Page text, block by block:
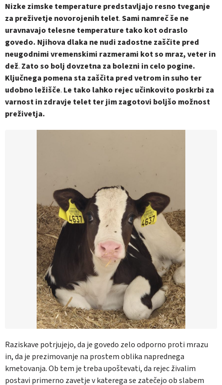
Nizke zimske temperature predstavljajo resno tveganje
za preživetje novorojenih telet.Sami namreč še ne
uravnavajo telesne temperature tako kot odraslo
govedo. Njihova dlaka ne nudi zadostne zaščite pred
neugodnimi vremenskimi razmerami kot so mraz, veter in
dež. Zato so bolj dovzetna za bolezni in celo pogine.
Ključnega pomena sta zaščita pred vetrom in suho ter
udobno ležišče. Le tako lahko rejec učinkovito poskrbi za
varnost in zdravje telet ter jim zagotovi boljšo možnost
preživetja.
Raziskave potrjujejo, da je govedo zelo odporno proti mrazu
in, da je prezimovanje na prostem oblika naprednega
kmetovanja. Ob tem je treba upoštevati, da rejec živalim
postavi primerno zavetje v katerega se zatečejo ob slabem